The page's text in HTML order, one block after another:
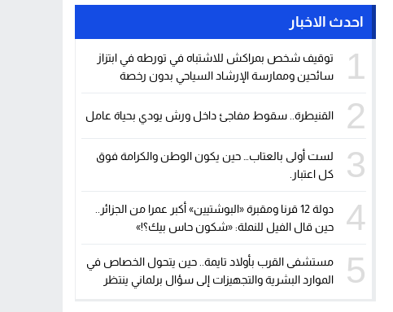
احدث الاخبار
1
توقيف شخص بمراكش للاشتباه في تورطه في ابتزاز
سائحين وممارسة الإرشاد السياحي بدون رخصة
2 القنيطرة.. سقوط مفاجئ داخل ورش يودي بحياة عامل
3
لست أولى بالعتاب… حين يكون الوطن والكرامة فوق
كل اعتبار.
4
دولة 12 قرنا ومقبرة «البوشتيين» أكبر عمرا من الجزائر..
حين قال الفيل للنملة: «شكون حاس بيك؟!»
5
مستشفى القرب بأولاد تايمة.. حين يتحول الخصاص في
الموارد البشرية والتجهيزات إلى سؤال برلماني ينتظر